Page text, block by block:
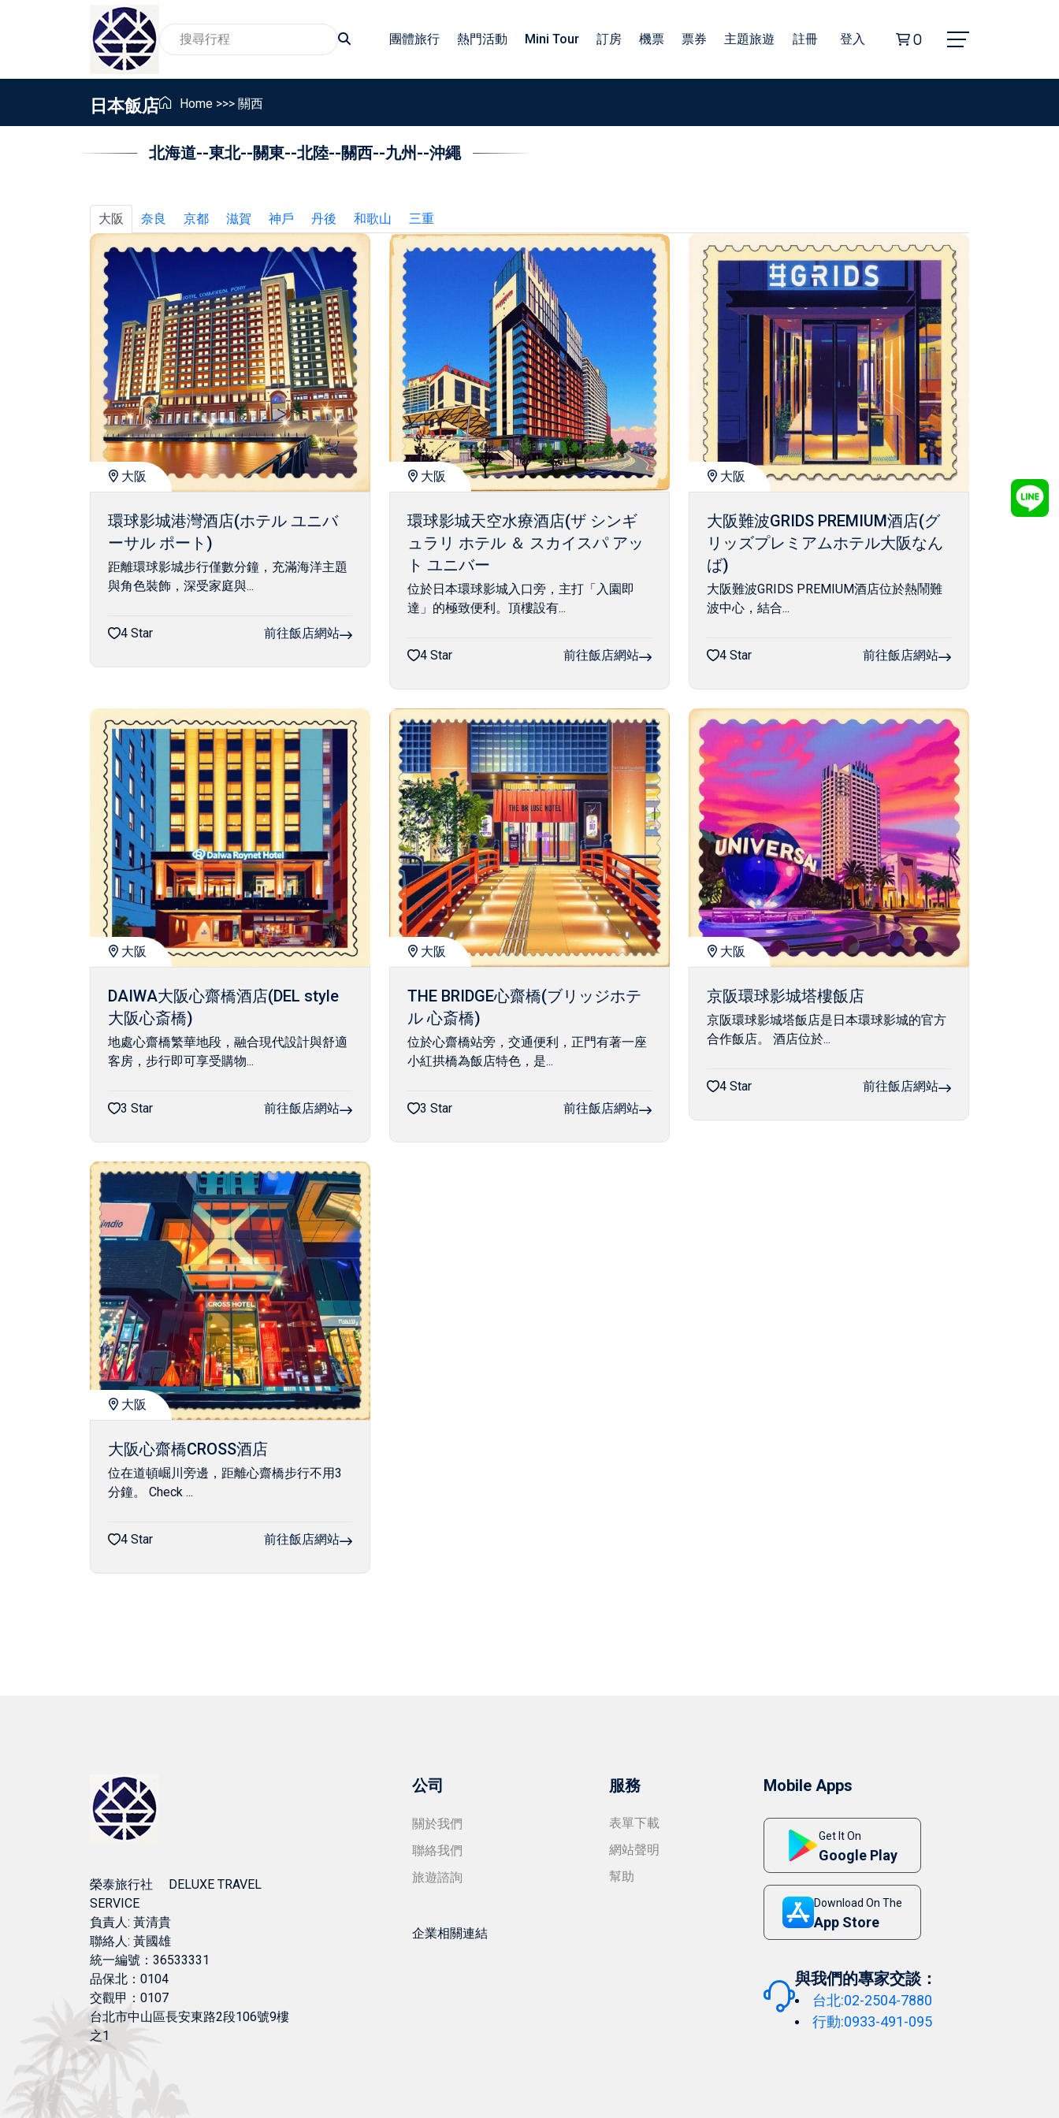
團體旅行 熱門活動 Mini Tour
2026賞櫻旅遊行程
2026親子包車行程
2026東北地區温泉包車行程
銀髮族與樂齡包車行程
家族旅遊日本包車
畢業旅行日本包車
獎勵旅遊日本包車
關東包車中文司機
四國北陸包車中文司機
關西包車中文司機
九州包車中文司機
沖繩包車中文司機
22人座小型巴士
45人座遊覽車
訂房 機票 票券 主題旅遊 註冊 登入 0
日本飯店 Home >>> 關西
北海道--東北--關東--北陸--關西--九州--沖繩
大阪 奈良 京都 滋賀 神戶 丹後 和歌山 三重
大阪
環球影城港灣酒店(ホテル ユニバ
ーサル ポート)
距離環球影城步行僅數分鐘，充滿海洋主題
與角色裝飾，深受家庭與...
4 Star 前往飯店網站
大阪
環球影城天空水療酒店(ザ シンギ
ュラリ ホテル ＆ スカイスパ アッ
ト ユニバー
位於日本環球影城入口旁，主打「入園即
達」的極致便利。頂樓設有...
4 Star 前往飯店網站
大阪
大阪難波GRIDS PREMIUM酒店(グ
リッズプレミアムホテル大阪なん
ば)
大阪難波GRIDS PREMIUM酒店位於熱鬧難
波中心，結合...
4 Star 前往飯店網站
大阪
DAIWA大阪心齋橋酒店(DEL style
大阪心斎橋)
地處心齋橋繁華地段，融合現代設計與舒適
客房，步行即可享受購物...
3 Star 前往飯店網站
大阪
THE BRIDGE心齋橋(ブリッジホテ
ル 心斎橋)
位於心齋橋站旁，交通便利，正門有著一座
小紅拱橋為飯店特色，是...
3 Star 前往飯店網站
大阪
京阪環球影城塔樓飯店
京阪環球影城塔飯店是日本環球影城的官方
合作飯店。 酒店位於...
4 Star 前往飯店網站
大阪
大阪心齋橋CROSS酒店
位在道頓崛川旁邊，距離心齋橋步行不用3
分鐘。 Check ...
4 Star 前往飯店網站
榮泰旅行社 DELUXE TRAVEL
SERVICE
負責人: 黃清貴
聯絡人: 黃國雄
統一編號：36533331
品保北：0104
交觀甲：0107
台北市中山區長安東路2段106號9樓
之1
公司
關於我們
聯絡我們
旅遊諮詢
企業相關連結
服務
表單下載
網站聲明
幫助
Mobile Apps
Get It On
Google Play
Download On The
App Store
與我們的專家交談：
台北:02-2504-7880
行動:0933-491-095